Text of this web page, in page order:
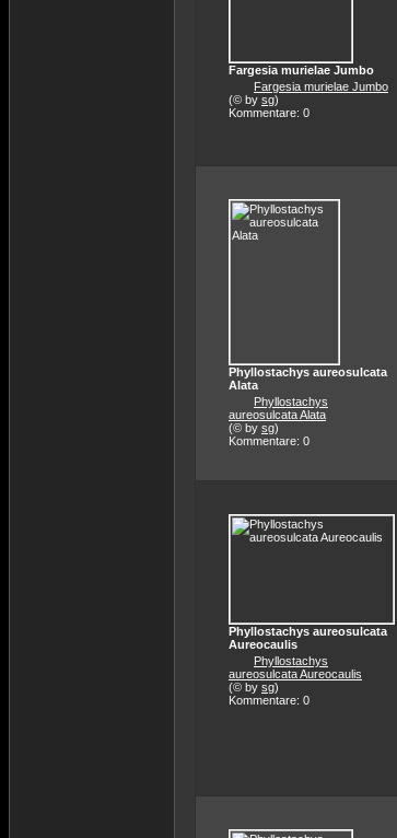
Fargesia murielae Jumbo
Fargesia murielae Jumbo
(© by sg)
Kommentare: 0
Phyllostachys aureosulcata
Alata
Phyllostachys
aureosulcata Alata
(© by sg)
Kommentare: 0
Phyllostachys aureosulcata
Aureocaulis
Phyllostachys
aureosulcata Aureocaulis
(© by sg)
Kommentare: 0